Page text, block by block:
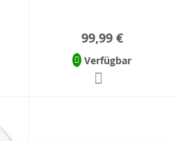
99,99 €
Verfügbar